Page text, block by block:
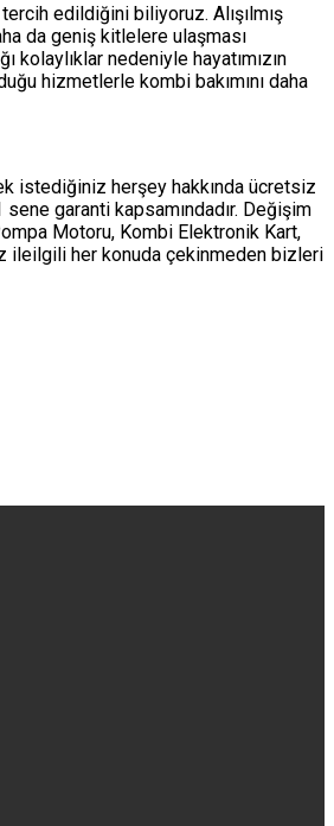
edildiğini biliyoruz. Alışılmış
da geniş kitlelere ulaşması
nedeniyle hayatımızın
hizmetlerle kombi bakımını daha
istediğiniz herşey hakkında ücretsiz
garanti kapsamındadır. Değişim
Motoru, Kombi Elektronik Kart,
ileilgili her konuda çekinmeden bizleri